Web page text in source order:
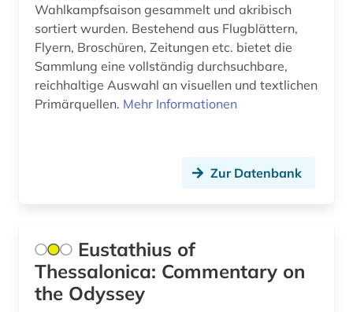
agrarwissenschaft (8)
agrarwissenschaften (3)
ahnen (1)
aids (1)
akademie der wissenschaften (1)
akademieschrift (1)
akkadisch (1)
Rheinland-Pfalz (11)
Roemisches Reich (12)
Rumänien (6)
Schleswig-Holstein (5)
Schweden (76)
Wahlkampfsaison gesammelt und akribisch
sortiert wurden. Bestehend aus Flugblättern,
Flyern, Broschüren, Zeitungen etc. bietet die
Sammlung eine vollständig durchsuchbare,
reichhaltige Auswahl an visuellen und textlichen
Primärquellen. Mehr Informationen
Zur Datenbank
Eustathius of
Thessalonica: Commentary on
the Odyssey